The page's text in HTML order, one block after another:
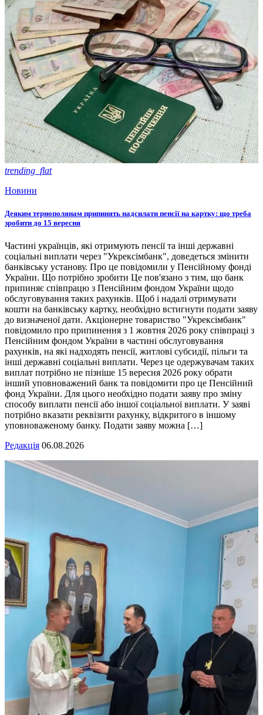
trending_flat
Новини
Деяким тернополянам припинять надсилати пенсії на картку: що треба
зробити до 15 вересня
Частині українців, які отримують пенсії та інші державні
соціальні виплати через "Укрексімбанк", доведеться змінити
банківську установу. Про це повідомили у Пенсійному фонді
України. Що потрібно зробити Це пов'язано з тим, що банк
припиняє співпрацю з Пенсійним фондом України щодо
обслуговування таких рахунків. Щоб і надалі отримувати
кошти на банківську картку, необхідно встигнути подати заяву
до визначеної дати. Акціонерне товариство "Укрексімбанк"
повідомило про припинення з 1 жовтня 2026 року співпраці з
Пенсійним фондом України в частині обслуговування
рахунків, на які надходять пенсії, житлові субсидії, пільги та
інші державні соціальні виплати. Через це одержувачам таких
виплат потрібно не пізніше 15 вересня 2026 року обрати
інший уповноважений банк та повідомити про це Пенсійний
фонд України. Для цього необхідно подати заяву про зміну
способу виплати пенсії або іншої соціальної виплати. У заяві
потрібно вказати реквізити рахунку, відкритого в іншому
уповноваженому банку. Подати заяву можна […]
Редакція 06.08.2026